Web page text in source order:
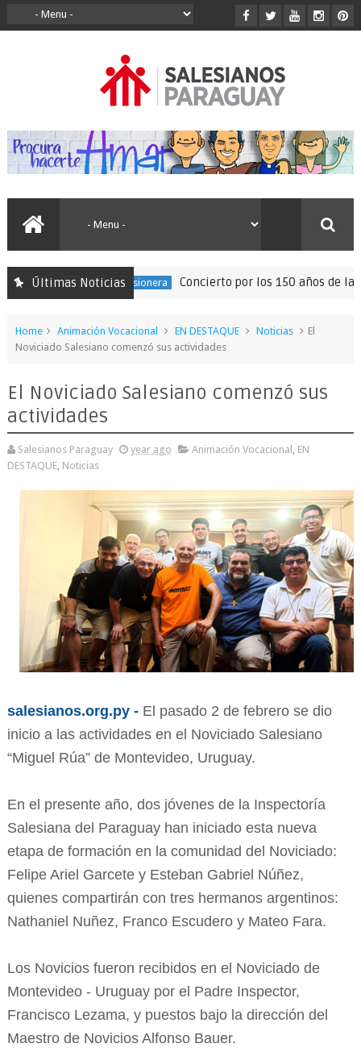
Últimas Noticias
150 Expedición Misionera Concierto por los 150 años de la
Home Animación Vocacional EN DESTAQUE Noticias
El
Noviciado Salesiano comenzó sus actividades
El Noviciado Salesiano comenzó sus
actividades
Salesianos Paraguay year ago Animación Vocacional
EN
DESTAQUE, Noticias
salesianos.org.py - El pasado 2 de febrero se dio
inicio a las actividades en el Noviciado Salesiano
“Miguel Rúa” de Montevideo, Uruguay.
En el presente año, dos jóvenes de la Inspectoría
Salesiana del Paraguay han iniciado esta nueva
etapa de formación en la comunidad del Noviciado:
Felipe Ariel Garcete y Esteban Gabriel Núñez,
quienes compartirán con tres hermanos argentinos:
Nathaniel Nuñez, Franco Escudero y Mateo Fara.
Los Novicios fueron recibidos en el Noviciado de
Montevideo - Uruguay por el Padre Inspector,
Francisco Lezama, y puestos bajo la dirección del
Maestro de Novicios Alfonso Bauer.